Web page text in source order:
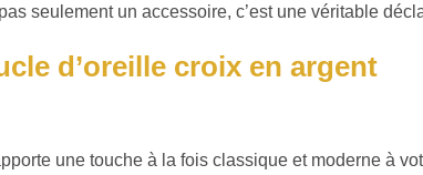
seulement un accessoire, c’est une véritable
d’oreille croix en argent
une touche à la fois classique et moderne à